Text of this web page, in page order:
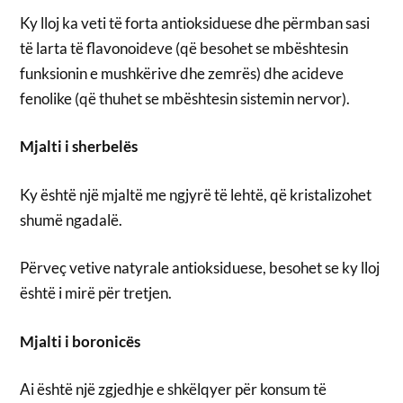
Ky lloj ka veti të forta antioksiduese dhe përmban sasi
të larta të flavonoideve (që besohet se mbështesin
funksionin e mushkërive dhe zemrës) dhe acideve
fenolike (që thuhet se mbështesin sistemin nervor).
Mjalti i sherbelës
Ky është një mjaltë me ngjyrë të lehtë, që kristalizohet
shumë ngadalë.
Përveç vetive natyrale antioksiduese, besohet se ky lloj
është i mirë për tretjen.
Mjalti i boronicës
Ai është një zgjedhje e shkëlqyer për konsum të